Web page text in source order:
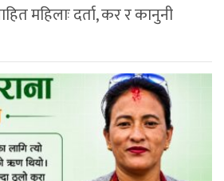
महिलाः दर्ता, कर र कानुनी